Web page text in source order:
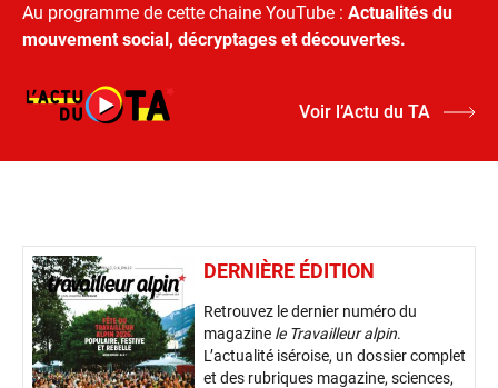
Au programme de cette chaine YouTube : Actualités du
mouvement social, décryptages et découvertes.
Voir l’Actu du TA
DERNIÈRE ÉDITION
Retrouvez le dernier numéro du
magazine le Travailleur alpin.
L’actualité iséroise, un dossier complet
et des rubriques magazine, sciences,